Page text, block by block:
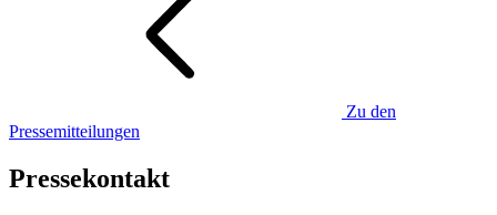
Zu den
Pressemitteilungen
Pressekontakt